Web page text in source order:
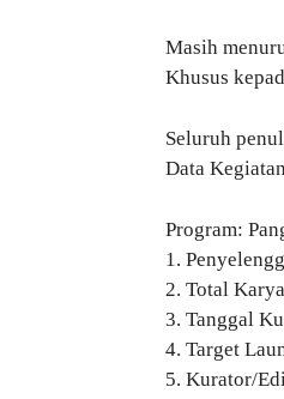
Masih
Khusus
Seluruh
Data
Program:
1.
2. Total
3. Tanggal
4. Target
5. Kurator/